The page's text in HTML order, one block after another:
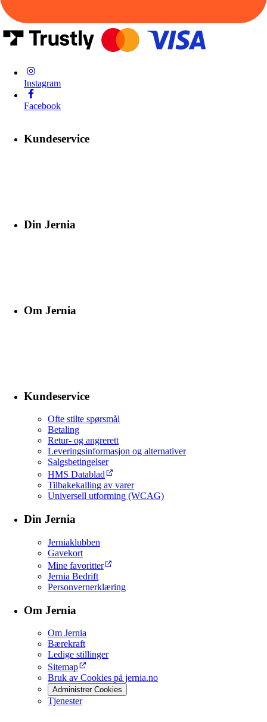
Instagram
Facebook
Kundeservice
Din Jernia
Om Jernia
Kundeservice
Ofte stilte spørsmål
Betaling
Retur- og angrerett
Leveringsinformasjon og alternativer
Salgsbetingelser
HMS Datablad
Tilbakekalling av varer
Universell utforming (WCAG)
Din Jernia
Jerniaklubben
Gavekort
Mine favoritter
Jernia Bedrift
Personvernerklæring
Om Jernia
Om Jernia
Bærekraft
Ledige stillinger
Sitemap
Bruk av Cookies på jernia.no
Administrer Cookies
Tjenester